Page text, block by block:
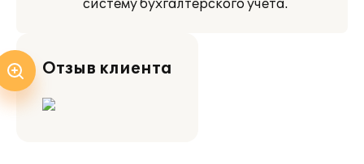
систему бухгалтерского учета.
Отзыв клиента